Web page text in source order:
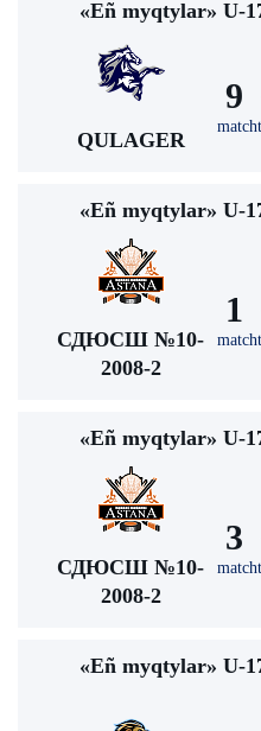
«Eñ myqtylar» U-
QULAGER
9
«Eñ myqtylar» U-
СДЮСШ №10-
2008-2
1
«Eñ myqtylar» U-
СДЮСШ №10-
2008-2
3
«Eñ myqtylar» U-